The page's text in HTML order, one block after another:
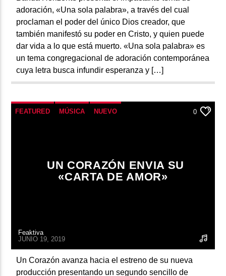
adoración, «Una sola palabra», a través del cual
proclaman el poder del único Dios creador, que
también manifestó su poder en Cristo, y quien puede
dar vida a lo que está muerto. «Una sola palabra» es
un tema congregacional de adoración contemporánea
cuya letra busca infundir esperanza y […]
FEATURED MÚSICA NUEVO 0
UN CORAZÓN ENVIA SU
«CARTA DE AMOR»
Feaktiva
JUNIO 19, 2019
Un Corazón avanza hacia el estreno de su nueva
producción presentando un segundo sencillo de